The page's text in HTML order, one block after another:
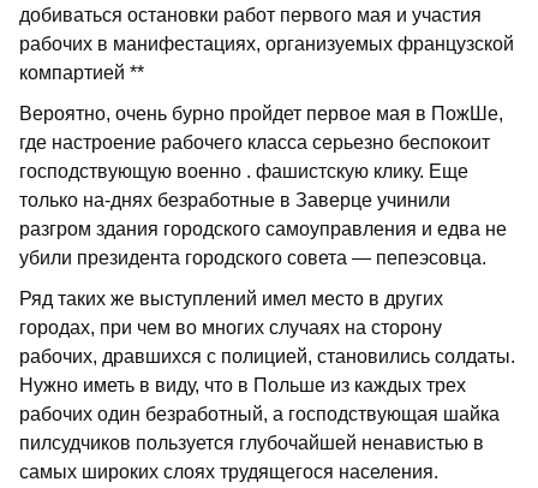
добиваться оста­новки работ первого мая и участия
рабо­чих в манифестациях, организуемых французской
компартией **
Вероятно, очень бурно пройдет первое мая в ПожШе,
где настроение рабочего класса серьезно беспокоит
господствую­щую военно . фашистскую клику. Еще
только на-днях безработные в Заверце учинили
разгром здания городского са­моуправления и едва не
убили президента городского совета — пепеэсовца.
Ряд таких же выступлений имел место в других
городах, при чем во многих слу­чаях на сторону
рабочих, дравшихся с полицией, становились солдаты.
Нужно иметь в виду, что в Польше из каждых трех
рабочих один безработный, а гос­подствующая шайка
пилсудчиков поль­зуется глубочайшей ненавистью в
самых широких слоях трудящегося населения.